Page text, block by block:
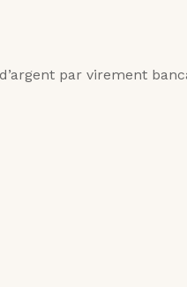
par virement